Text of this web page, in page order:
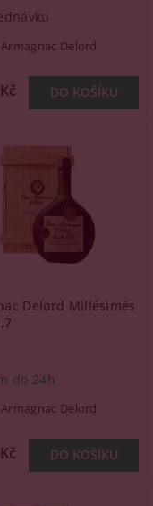
Armagnac Delord
Delord Millésimés
do 24h
Armagnac Delord